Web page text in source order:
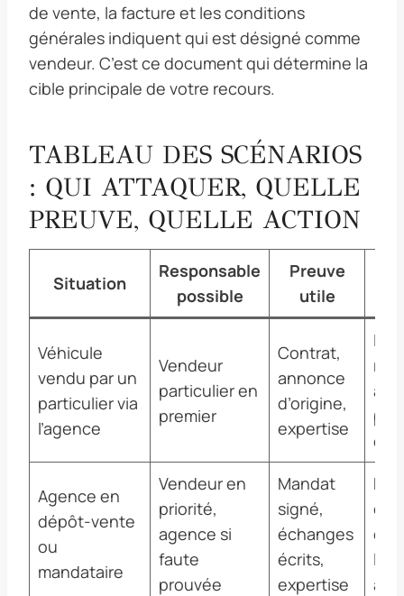
de vente, la facture et les conditions
générales indiquent qui est désigné comme
vendeur. C’est ce document qui détermine la
cible principale de votre recours.
TABLEAU DES SCÉNARIOS
: QUI ATTAQUER, QUELLE
PREUVE, QUELLE ACTION
Situation
Responsable
possible
Preuve
utile
Véhicule
vendu par un
particulier via
l’agence
Vendeur
particulier en
premier
Contrat,
annonce
d’origine,
expertise
au
Agence en
dépôt-vente
ou
mandataire
Vendeur en
priorité,
agence si
faute
prouvée
Mandat
signé,
échanges
écrits,
expertise